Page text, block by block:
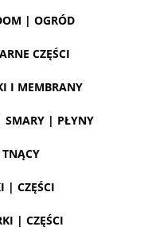
| OGRÓD
CZĘŚCI
I MEMBRANY
SMARY | PŁYNY
| CZĘŚCI
| CZĘŚCI